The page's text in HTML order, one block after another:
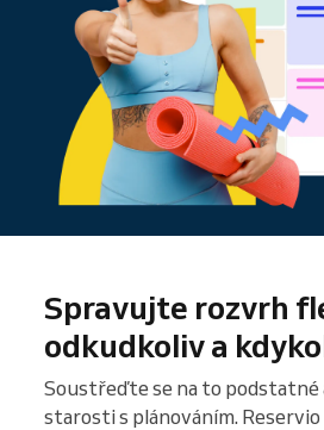
Spravujte rozvrh
odkudkoliv a
Soustřeďte se na to podstatné
starosti s plánováním.